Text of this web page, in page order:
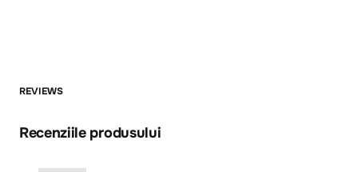
REVIEWS
Recenziile produsului